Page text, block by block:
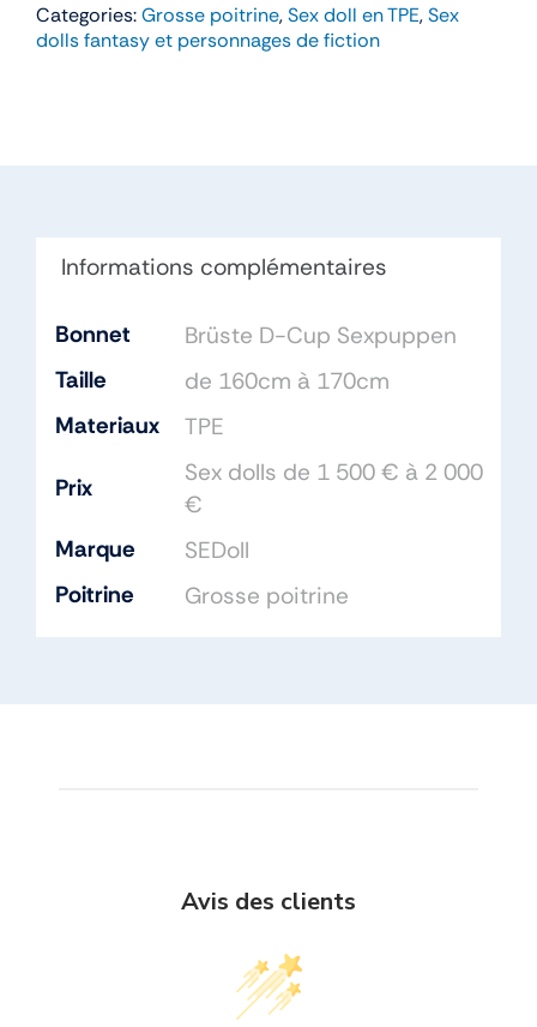
Monica
–
Categories:Grosse poitrine,Sex doll en TPE,Sex
dolls fantasy et personnages de fiction
Informations complémentaires
Bonnet
Brüste D-Cup Sexpuppen
Taille
de 160cm à 170cm
Materiaux
TPE
Prix
Sex dolls de 1 500 € à 2 000
€
Marque
SEDoll
Poitrine
Grosse poitrine
Avis des clients